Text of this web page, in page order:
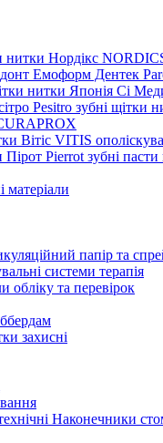
Нордікс
Емоформ Дентек
Сі
Pesitro зубні щітки
Вітіс VITIS
Пірот Pierrot зубні
матеріали
папір та
системи терапія
обліку та перевірок
захисні
Наконечники